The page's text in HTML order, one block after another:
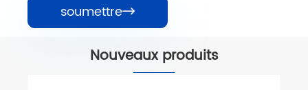
soumettre
Nouveaux produits